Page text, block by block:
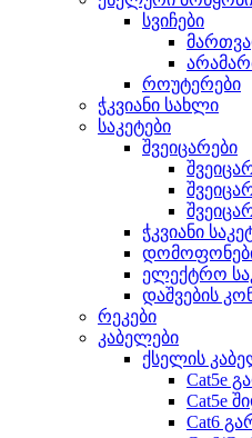
სვიჩები
როუტერები
ჭკვიანი სახლი
საკეტები
შვეიცარები
ჭკვიანი
ელექტრო
დაშვების
რეკები
კაბელები
ქსელის
Cat5e
Cat5e
Cat6